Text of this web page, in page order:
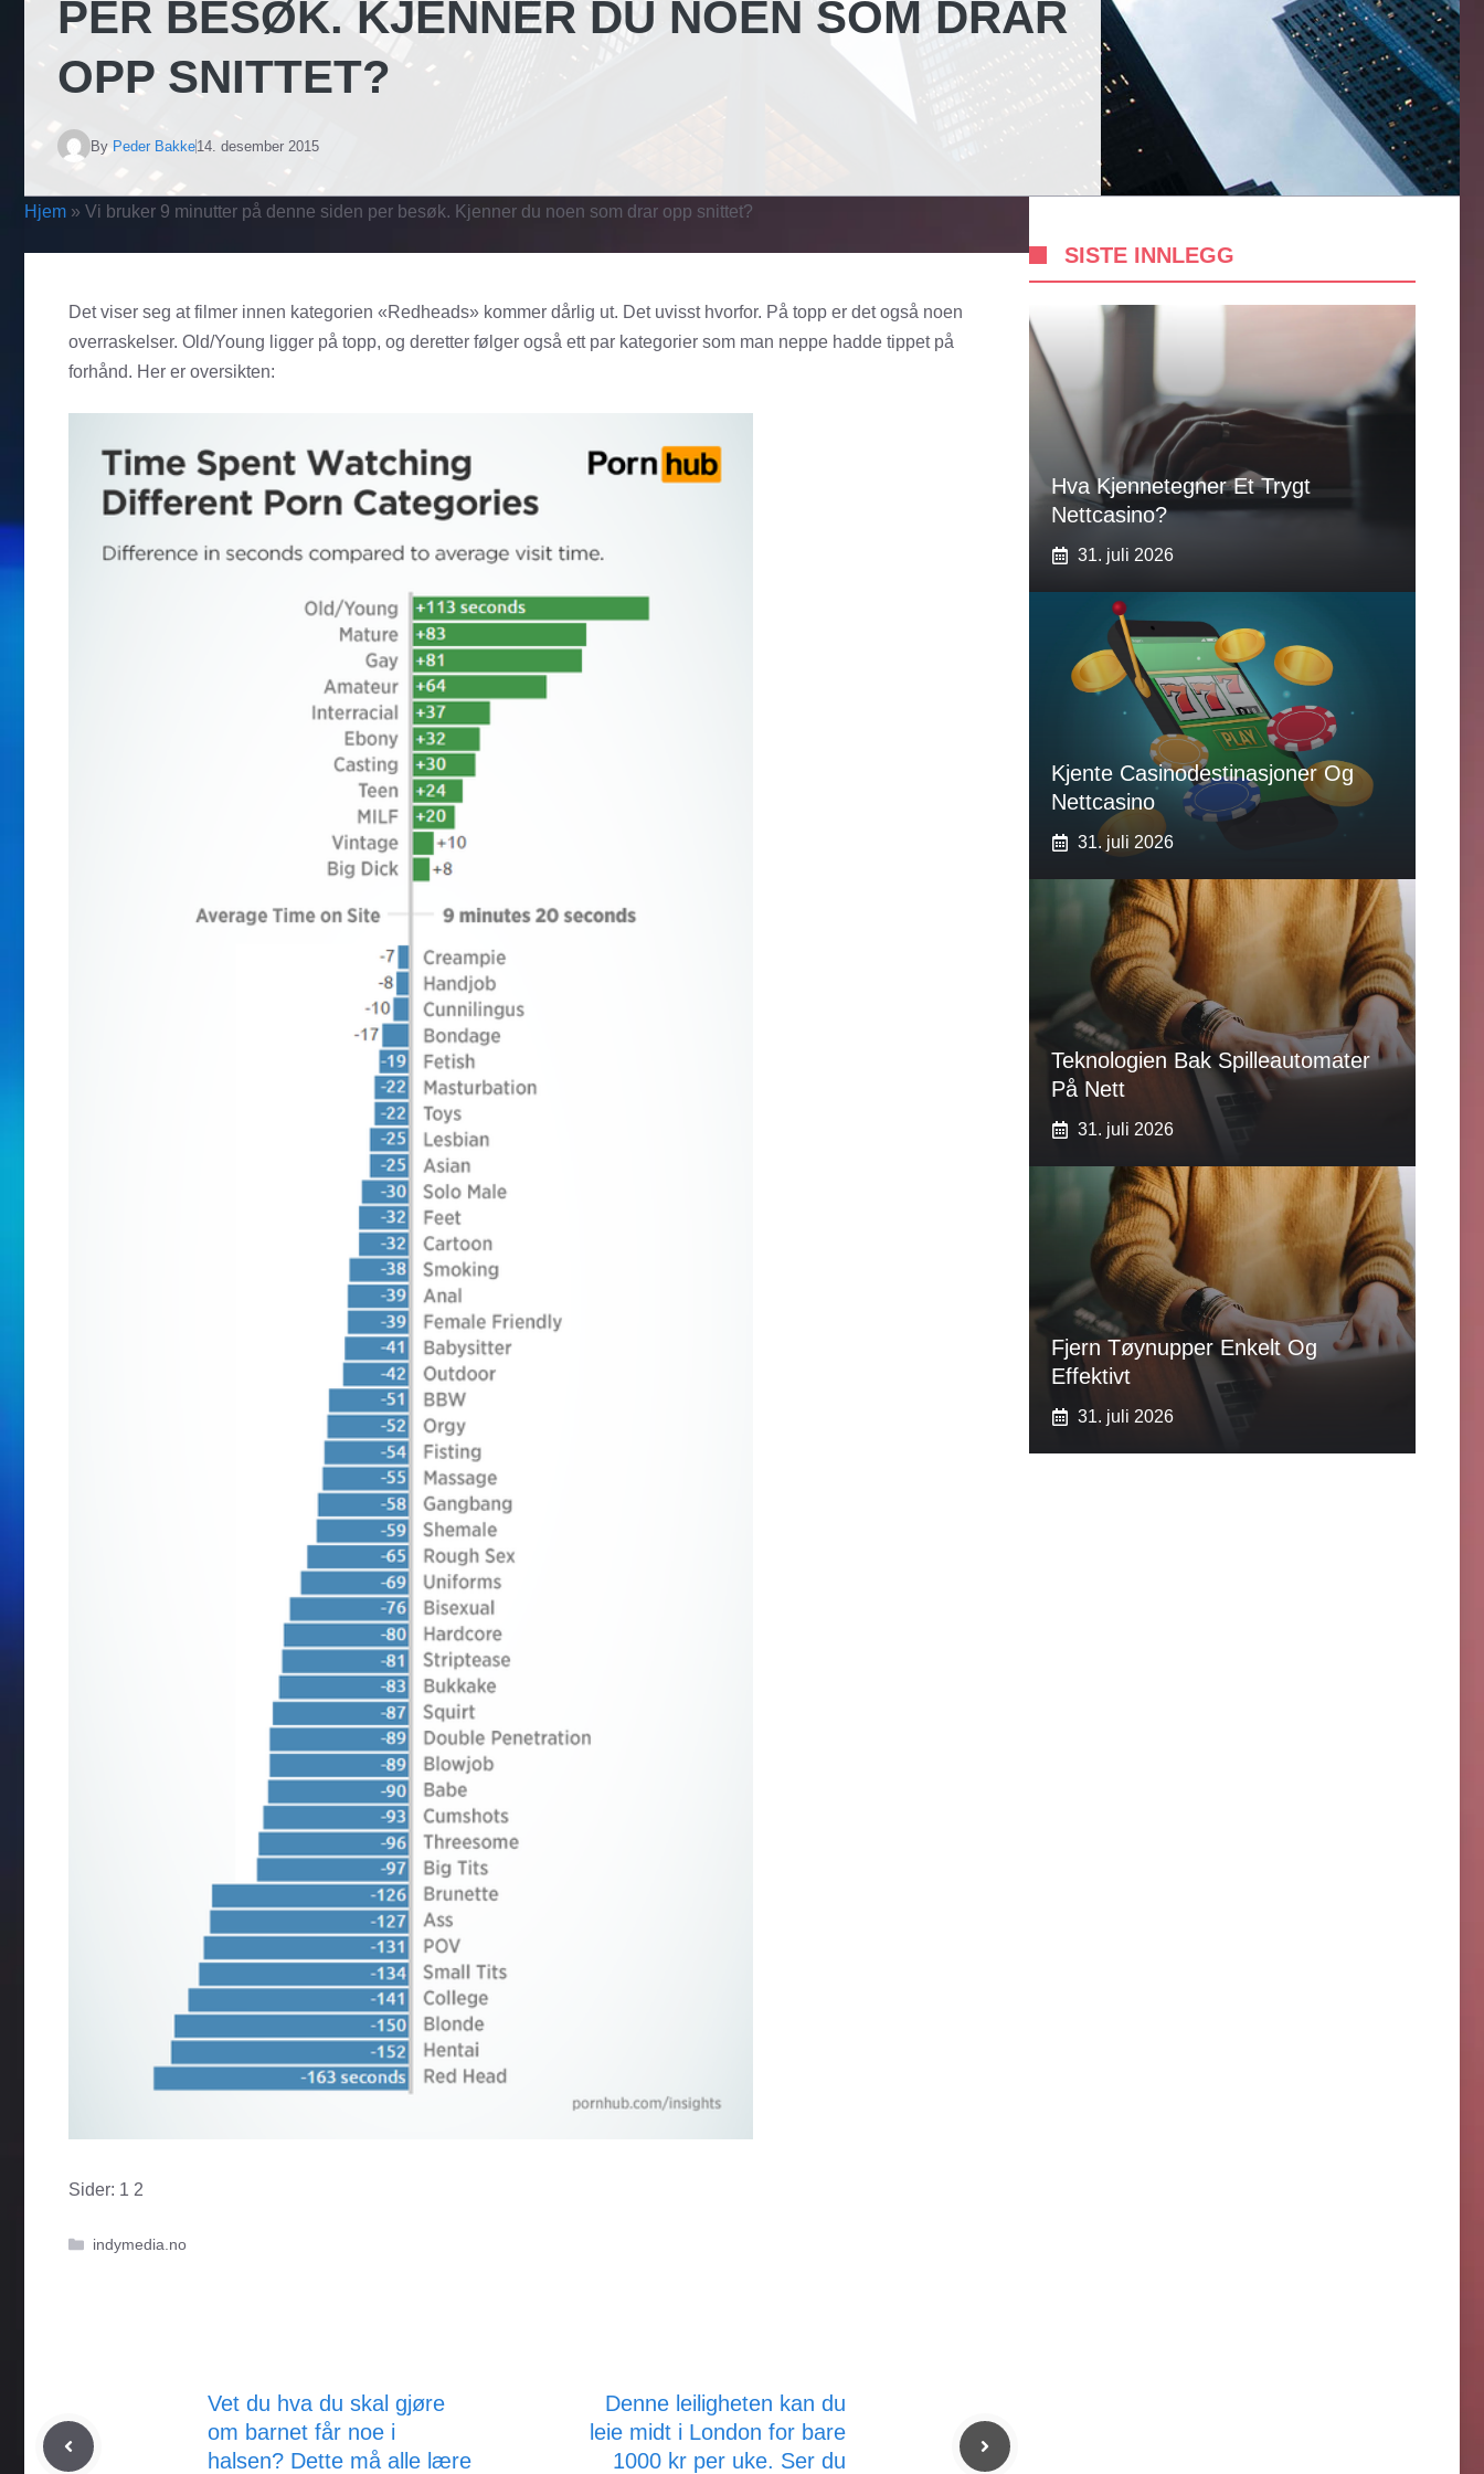
PER BESØK. KJENNER DU NOEN SOM DRAR
OPP SNITTET?
By Peder Bakke14. desember 2015
Hjem » Vi bruker 9 minutter på denne siden per besøk. Kjenner du noen som drar opp snittet?
Det viser seg at filmer innen kategorien «Redheads» kommer dårlig ut. Det uvisst hvorfor. På topp er det også noen
overraskelser. Old/Young ligger på topp, og deretter følger også ett par kategorier som man neppe hadde tippet på
forhånd. Her er oversikten:
Sider: 1 2
Kategorier
indymedia.no
Vet du hva du skal gjøre
om barnet får noe i
halsen? Dette må alle lære
Denne leiligheten kan du
leie midt i London for bare
1000 kr per uke. Ser du
SISTE INNLEGG
Hva Kjennetegner Et Trygt
Nettcasino?
31. juli 2026
Kjente Casinodestinasjoner Og
Nettcasino
31. juli 2026
Teknologien Bak Spilleautomater
På Nett
31. juli 2026
Fjern Tøynupper Enkelt Og
Effektivt
31. juli 2026